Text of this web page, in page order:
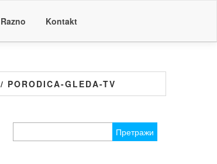
Razno Kontakt
/ PORODICA-GLEDA-TV
за: